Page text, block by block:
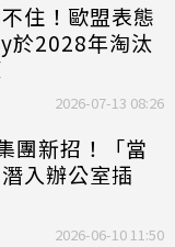
住！歐盟表態
於2028年淘汰
2026-07-13 08:26
團新招！「當
入辦公室插
2026-06-10 11:50